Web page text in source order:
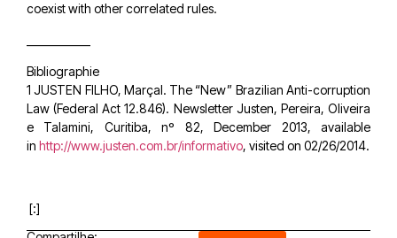
coexist with other correlated rules.
Bibliographie
1 JUSTEN FILHO, Marçal. The “New” Brazilian Anti-corruption
Law (Federal Act 12.846). Newsletter Justen, Pereira, Oliveira
e Talamini, Curitiba, nº 82, December 2013, available
in http://www.justen.com.br/informativo, visited on 02/26/2014.
[:]